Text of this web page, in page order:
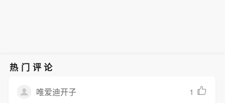
热门评论
唯爱迪开子 1